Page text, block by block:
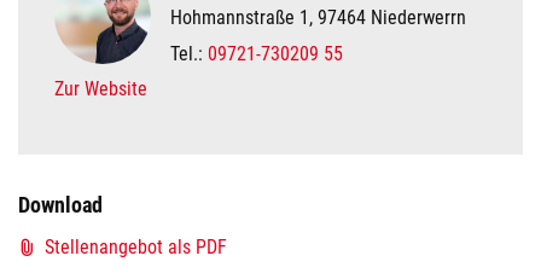
Hohmannstraße 1, 97464 Niederwerrn
Tel.: 09721-730209 55
Zur Website
Download
Stellenangebot als PDF